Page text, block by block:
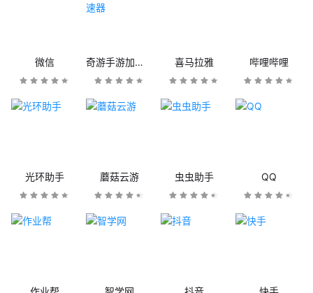
微信 奇游手游加速器 喜马拉雅 哔哩哔哩
光环助手 蘑菇云游 虫虫助手 QQ